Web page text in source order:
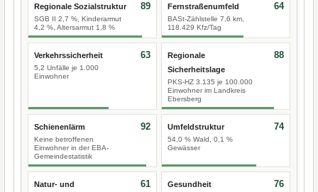
Regionale Sozialstruktur
SGB II 2,7 %, Kinderarmut
4,2 %, Altersarmut 1,8 %
89 Fernstraßenumfeld
BASt-Zählstelle 7,6 km,
118.429 Kfz/Tag
64
Verkehrssicherheit
5,2 Unfälle je 1.000
Einwohner
63
Regionale
Sicherheitslage
PKS-HZ 3.135 je 100.000
Einwohner im Landkreis
Ebersberg
88
Schienenlärm
Keine betroffenen
Einwohner in der EBA-
Gemeindestatistik
92 Umfeldstruktur
54,0 % Wald, 0,1 %
Gewässer
74
Natur- und
61 Gesundheit 76